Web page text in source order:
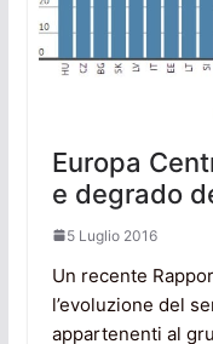
Europa
e degrado
5 Luglio 2016
Un recente
l’evoluzione del
appartenenti al